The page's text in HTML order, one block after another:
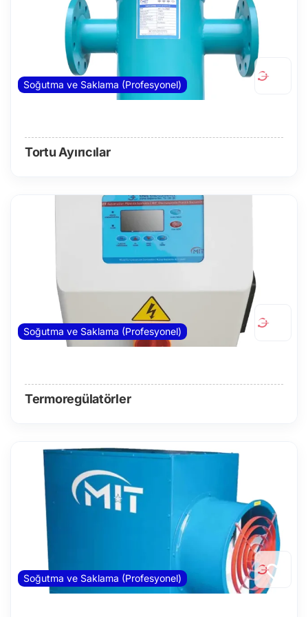
Soğutma ve Saklama (Profesyonel)
Tortu Ayırıcılar
Soğutma ve Saklama (Profesyonel)
Termoregülatörler
Soğutma ve Saklama (Profesyonel)